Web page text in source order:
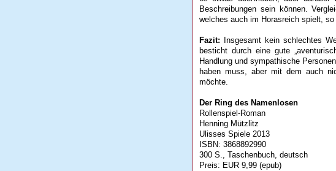
Beschreibungen sein können.
welches auch im Horasreich spielt,
Fazit: Insgesamt kein schlechtes
besticht durch eine gute
Handlung und sympathische
haben muss, aber mit dem auch
möchte.
Der Ring des Namenlosen
Rollenspiel-Roman
Henning Mützlitz
Ulisses Spiele 2013
ISBN: 3868892990
300 S., Taschenbuch, deutsch
Preis: EUR 9,99 (epub)